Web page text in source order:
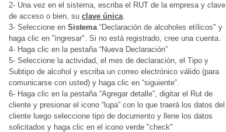
2- Una vez en el sistema, escriba el RUT de la empresa y clave
de acceso o bien, su clave única.
3- Seleccione en Sistema“Declaración de alcoholes etílicos" y
haga clic en "ingresar". Si no está registrado, cree una cuenta.
4- Haga clic en la pestaña “Nueva Declaración”
5- Seleccione la actividad, el mes de declaración, el Tipo y
Subtipo de alcohol y escriba un correo electrónico válido (para
comunicarse con usted) y haga clic en “siguiente”.
6- Haga clic en la pestaña “Agregar detalle”, digitar el Rut de
cliente y presionar el icono “lupa” con lo que traerá los datos del
cliente luego seleccione tipo de documento y llene los datos
solicitados y haga clic en el icono verde "check"